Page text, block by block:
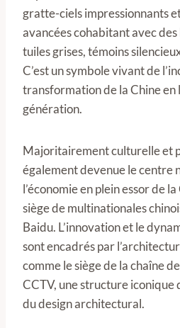
gratte-ciels impressionnants
avancées cohabitant avec
tuiles grises, témoins
C’est un symbole vivant de
transformation de la Chine en
génération.
Majoritairement culturelle et
également devenue le centre
l’économie en plein essor de
siège de multinationales
Baidu. L’innovation et le
sont encadrés par
comme le siège de la chaîne
CCTV, une structure iconique
du design architectural.